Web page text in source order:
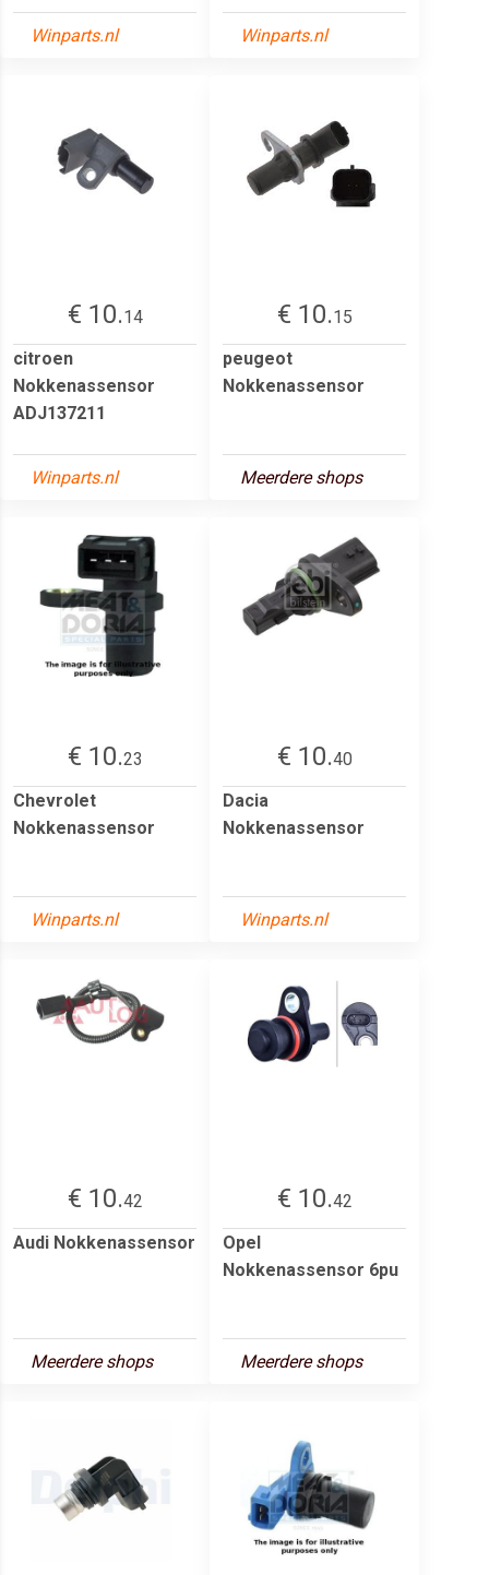
Winparts.nl Winparts.nl
€ 10.14
citroen
Nokkenassensor
ADJ137211
Winparts.nl
€ 10.15
peugeot
Nokkenassensor
Meerdere shops
€ 10.23
Chevrolet
Nokkenassensor
Winparts.nl
€ 10.40
Dacia
Nokkenassensor
Winparts.nl
€ 10.42
Audi Nokkenassensor
Meerdere shops
€ 10.42
Opel
Nokkenassensor 6pu
Meerdere shops